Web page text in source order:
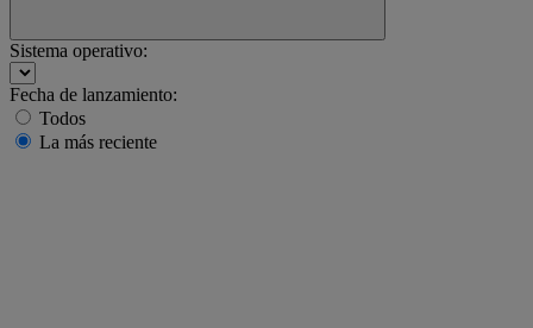
Sistema operativo:
Fecha de lanzamiento:
Todos
La más reciente